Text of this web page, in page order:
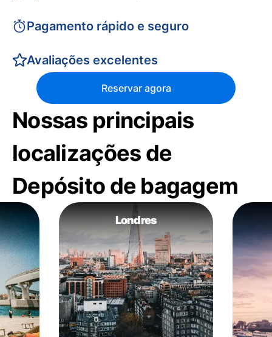
Pagamento rápido e seguro
Avaliações excelentes
Reservar agora
Nossas principais
localizações de
Depósito de bagagem
Londres